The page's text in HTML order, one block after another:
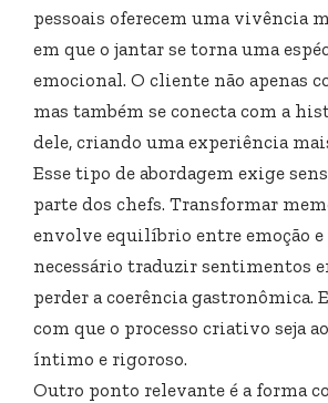
pessoais oferecem uma vivência
em que o jantar se torna uma
emocional. O cliente não apenas
mas também se conecta com a
dele, criando uma experiência
Esse tipo de abordagem exige
parte dos chefs. Transformar
envolve equilíbrio entre emoção e
necessário traduzir sentimentos
perder a coerência gastronômica.
com que o processo criativo seja
íntimo e rigoroso.
Outro ponto relevante é a forma